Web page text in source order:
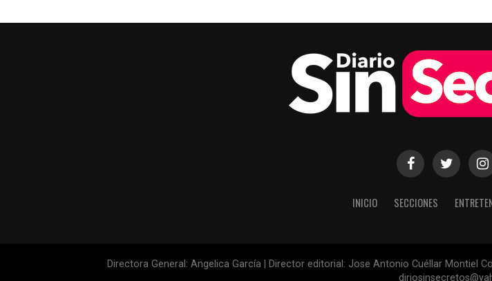
INICIO SECCIONES
Directora General: Angelica García | Director editorial: Jose Antonio Cuéllar Montiel